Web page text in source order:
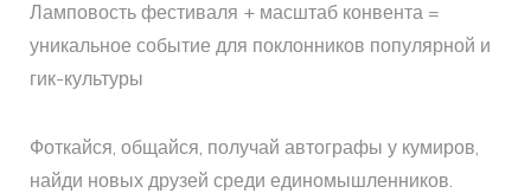
Ламповость фестиваля + масштаб конвента =
уникальное событие для поклонников популярной и
гик-культуры
Фоткайся, общайся, получай автографы у кумиров,
найди новых друзей среди единомышленников.